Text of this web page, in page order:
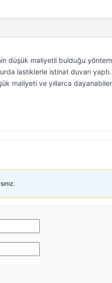
düşük maliyetli bulduğu
lastiklerle istinat duvarı
maliyeti ve yıllarca